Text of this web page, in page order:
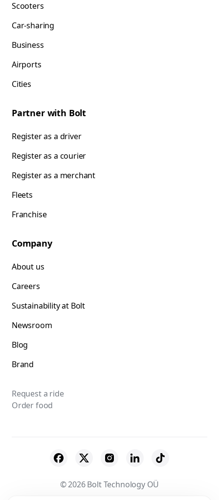
Scooters
Car-sharing
Business
Airports
Cities
Partner with Bolt
Register as a driver
Register as a courier
Register as a merchant
Fleets
Franchise
Company
About us
Careers
Sustainability at Bolt
Newsroom
Blog
Brand
Request a ride
Order food
© 2026 Bolt Technology OÜ